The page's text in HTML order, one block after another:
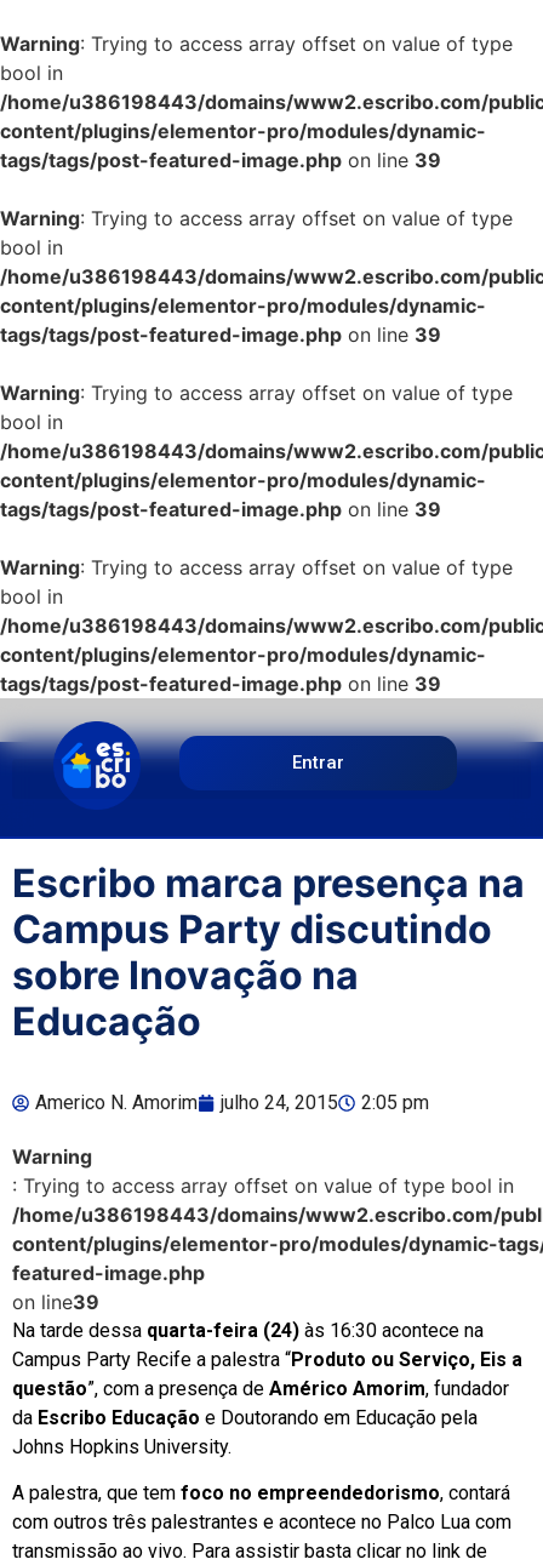
Warning: Trying to access array offset on value of type
bool in
/home/u386198443/domains/www2.escribo.com/
content/plugins/elementor-pro/modules/dynamic-
tags/tags/post-featured-image.php on line 39
Warning: Trying to access array offset on value of type
bool in
/home/u386198443/domains/www2.escribo.com/
content/plugins/elementor-pro/modules/dynamic-
tags/tags/post-featured-image.php on line 39
Warning: Trying to access array offset on value of type
bool in
/home/u386198443/domains/www2.escribo.com/
content/plugins/elementor-pro/modules/dynamic-
tags/tags/post-featured-image.php on line 39
Warning: Trying to access array offset on value of type
bool in
/home/u386198443/domains/www2.escribo.com/
content/plugins/elementor-pro/modules/dynamic-
tags/tags/post-featured-image.php on line 39
Entrar
Escribo marca presença na
Campus Party discutindo
sobre Inovação na
Educação
Americo N. Amorim julho 24, 2015 2:05 pm
Warning
: Trying to access array offset on value of type bool in
/home/u386198443/domains/www2.escribo.com/
content/plugins/elementor-pro/modules/dynamic-
featured-image.php
on line39
Na tarde dessa quarta-feira (24) às 16:30 acontece na
Campus Party Recife a palestra “Produto ou Serviço, Eis a
questão”, com a presença de Américo Amorim, fundador
da Escribo Educação e Doutorando em Educação pela
Johns Hopkins University.
A palestra, que tem foco no empreendedorismo, contará
com outros três palestrantes e acontece no Palco Lua com
transmissão ao vivo. Para assistir basta clicar no link de